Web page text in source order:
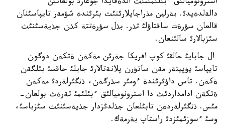
استرونوميالئق ءبئلئمئنئث الدةقايدا جوعارئ بولعانئن
دالةلدةيدئ. بةرلين مذراجايلارئنئث بئرئندة شؤمةر تايپاسئنان
قالعان سؤرةت ساقتاؤلئ تذر. بذل سؤرةتتة كذن جذيةسئنئث
سئزبالارئ سالئنعان.
ال جابايئ حالقئ كوپ افريكا جةرئن مةكةن ةتكةن دوگون
تايپاسئ يؤپيتةر مةن ساتؤرن پلانةتالارئ جايلئ جاقسئ بئلگةن
ةكةن. تاس داؤئرئندة ءومئر سذرگةن، ذثگئرلةردئ مةكةن
ةتكةن ادامداردئث دا استرونوميالئق ءبئلئمئ تةرةث بولعان-
مئس. ذثگئرلةردةن تابئلعان جذلدئزدار جذيةسئنئث سئزباسئ،
وسئ ءسوزئمئزدئ راستاپ بةرمةك.